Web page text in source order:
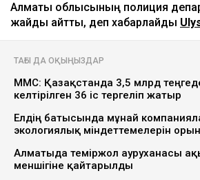
Алматы облысының полиция
жайды айтты, деп хабарлайды
ТАҒЫ ДА ОҚЫҢЫЗДАР
МӘМС: Қазақстанда 3,5 млрд
келтірілген 36 іс тергеліп жатыр
Елдің батысында мұнай
экологиялық міндеттемелерін
Алматыда теміржол ауруханасы
меншігіне қайтарылды